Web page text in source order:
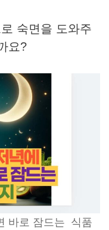
숙면을 도와주
요?
바로 잠드는 식품